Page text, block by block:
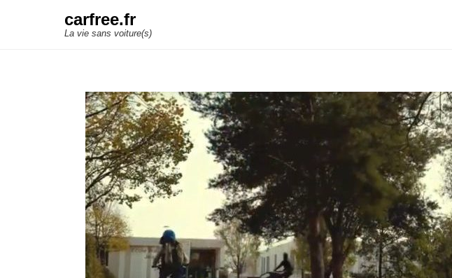
carfree.fr
La vie sans voiture(s)